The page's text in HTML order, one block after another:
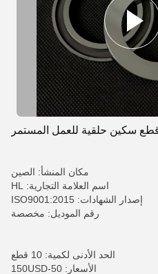
قطع سكين حلقية للعمل المستمر
مكان المنشأ: الصين
اسم العلامة التجارية: HL
إصدار الشهادات: ISO9001:2015
رقم الموديل: مخصصة
الحد الأدنى لكمية: 10 قطع
الأسعار: 50-150USD